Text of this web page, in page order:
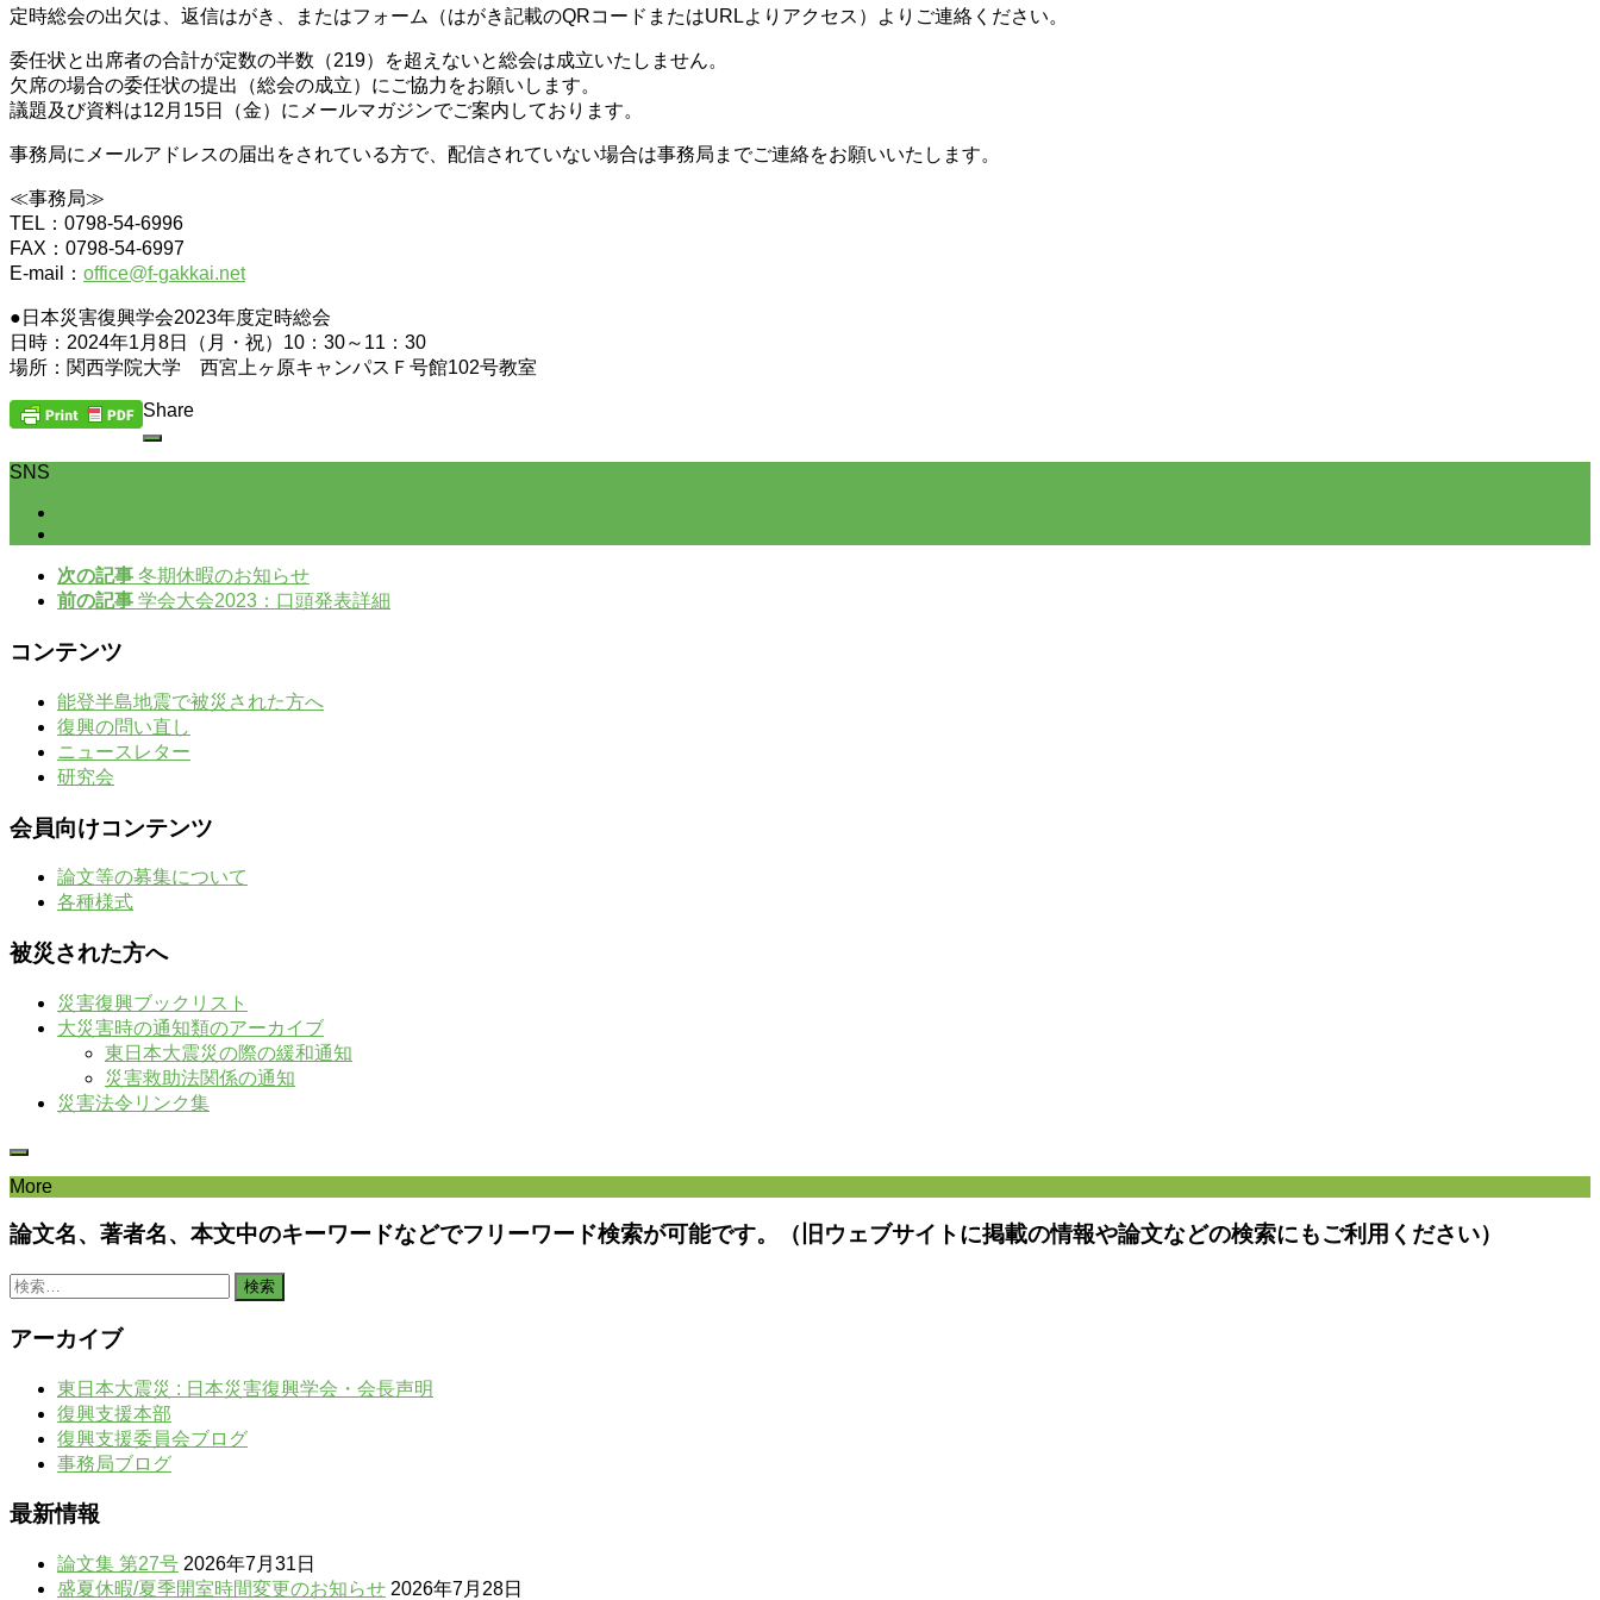
定時総会の出欠は、返信はがき、またはフォーム（はがき記載のQRコードまたはURLよりアクセス）よりご連絡ください。
委任状と出席者の合計が定数の半数（219）を超えないと総会は成立いたしません。
欠席の場合の委任状の提出（総会の成立）にご協力をお願いします。
議題及び資料は12月15日（金）にメールマガジンでご案内しております。
事務局にメールアドレスの届出をされている方で、配信されていない場合は事務局までご連絡をお願いいたします。
≪事務局≫
TEL：0798-54-6996
FAX：0798-54-6997
E-mail： office@f-gakkai.net
●日本災害復興学会2023年度定時総会
日時：2024年1月8日（月・祝）10：30～11：30
場所：関西学院大学 西宮上ヶ原キャンパスＦ号館102号教室
Share
SNS
次の記事 冬期休暇のお知らせ
前の記事 学会大会2023：口頭発表詳細
コンテンツ
能登半島地震で被災された方へ
復興の問い直し
ニュースレター
研究会
会員向けコンテンツ
論文等の募集について
各種様式
被災された方へ
災害復興ブックリスト
大災害時の通知類のアーカイブ
東日本大震災の際の緩和通知
災害救助法関係の通知
災害法令リンク集
More
論文名、著者名、本文中のキーワードなどでフリーワード検索が可能です。（旧ウェブサイトに掲載の情報や論文などの検索にもご利用ください）
検
アーカイブ
東日本大震災 : 日本災害復興学会・会長声明
復興支援本部
復興支援委員会ブログ
事務局ブログ
最新情報
論文集 第27号 2026年7月31日
盛夏休暇/夏季開室時間変更のお知らせ 2026年7月28日